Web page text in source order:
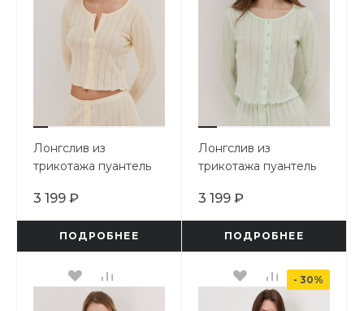
Лонгслив из
трикотажа пуантель
3 199 ₽
ПОДРОБНЕЕ
Лонгслив из
трикотажа пуантель
3 199 ₽
ПОДРОБНЕЕ
- 30%